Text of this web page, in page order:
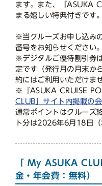
ます。また、『ASUKA
まる嬉しい特典付きです。
※当クルーズお申し込み
番号をお知らせください。
※デジタルご優待割引券
定です（発行月の月末か
約にはご利用いただけませ
※『ASUKA CRUISE
CLUB」サイト内掲載の
通常ポイントはクルーズ
ト分は2026年6月18日（
「 My ASUKA
金・年会費：無料）